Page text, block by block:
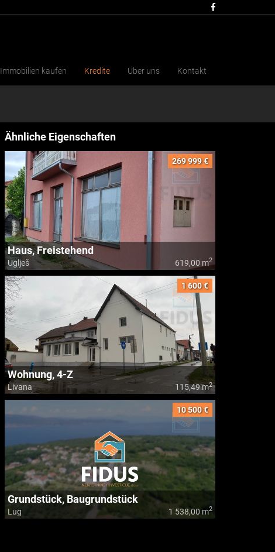
Immobilien kaufen Kredite Über uns Kontakt
Ähnliche Eigenschaften
269 999 €
Haus, Freistehend
Uglješ 619,00 m2
1 600 €
Wohnung, 4-Z
Livana 115,49 m2
10 500 €
Grundstück, Baugrundstück
Lug 1 538,00 m2